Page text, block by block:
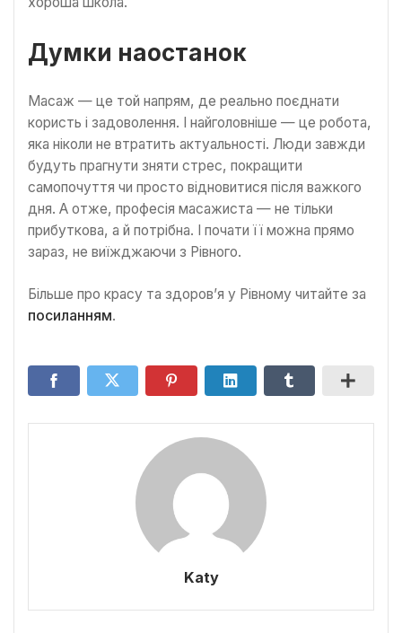
Думки наостанок
Масаж — це той напрям, де реально поєднати
користь і задоволення. І найголовніше — це робота,
яка ніколи не втратить актуальності. Люди завжди
будуть прагнути зняти стрес, покращити
самопочуття чи просто відновитися після важкого
дня. А отже, професія масажиста — не тільки
прибуткова, а й потрібна. І почати її можна прямо
зараз, не виїжджаючи з Рівного.
Більше про красу та здоров’я у Рівному читайте за
посиланням.
Katy